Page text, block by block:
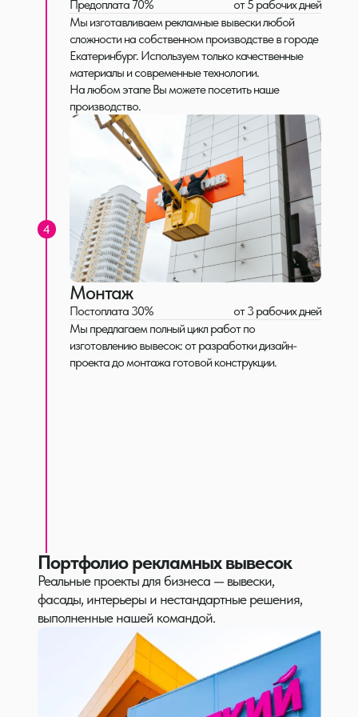
Оформление автосалонов
Оформление автосалонов и шоурумов — полный
комплект под ключ: фасад, фризы, вывески, входные
группы и интерьерные элементы.
индивидуально
Фотозоны
Изготавливаем по вашему эскизу из разных материалов
— от лёгких мобильных конструкций до стационарных
от 1 500 руб./м2
от 3 рабочих дней
индивидуально от 2 рабочих дней
Предоплата 70%
от 5 рабочих дней
Мы изготавливаем рекламные вывески любой
сложности на собственном производстве в городе
Екатеринбург. Используем только качественные
материалы и современные технологии.
На любом этапе Вы можете посетить наше
производство.
Монтаж
Постоплата 30%
от 3 рабочих дней
Мы предлагаем полный цикл работ по
изготовлению вывесок: от разработки дизайн-
проекта до монтажа готовой конструкции.
4
Портфолио рекламных вывесок
Реальные проекты для бизнеса — вывески,
фасады, интерьеры и нестандартные решения,
выполненные нашей командой.